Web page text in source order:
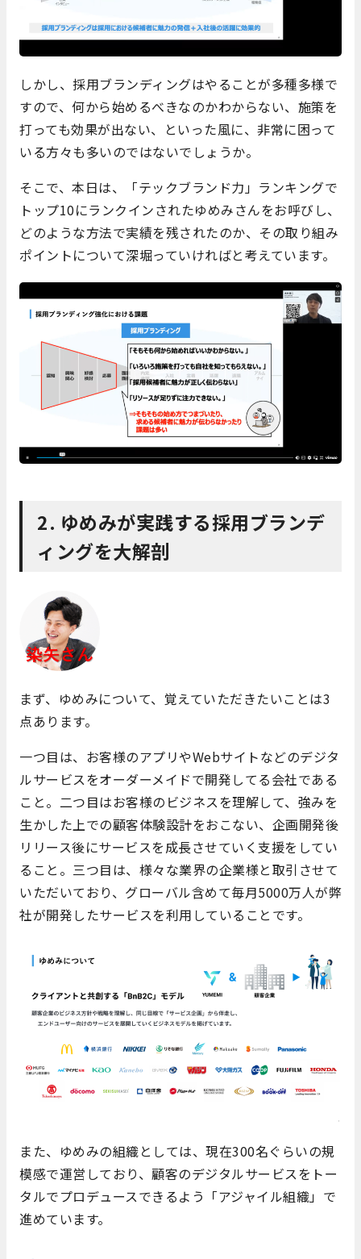
しかし、採用ブランディングはやることが多種多様で
すので、何から始めるべきなのかわからない、施策を
打っても効果が出ない、といった風に、非常に困って
いる方々も多いのではないでしょうか。
そこで、本日は、「テックブランド力」ランキングで
トップ10にランクインされたゆめみさんをお呼びし、
どのような方法で実績を残されたのか、その取り組み
ポイントについて深堀っていければと考えています。
2. ゆめみが実践する採用ブランデ
ィングを大解剖
まず、ゆめみについて、覚えていただきたいことは3
点あります。
一つ目は、お客様のアプリやWebサイトなどのデジタ
ルサービスをオーダーメイドで開発してる会社である
こと。二つ目はお客様のビジネスを理解して、強みを
生かした上での顧客体験設計をおこない、企画開発後
リリース後にサービスを成長させていく支援をしてい
ること。三つ目は、様々な業界の企業様と取引させて
いただいており、グローバル含めて毎月5000万人が弊
社が開発したサービスを利用していることです。
また、ゆめみの組織としては、現在300名ぐらいの規
模感で運営しており、顧客のデジタルサービスをトー
タルでプロデュースできるよう「アジャイル組織」で
進めています。